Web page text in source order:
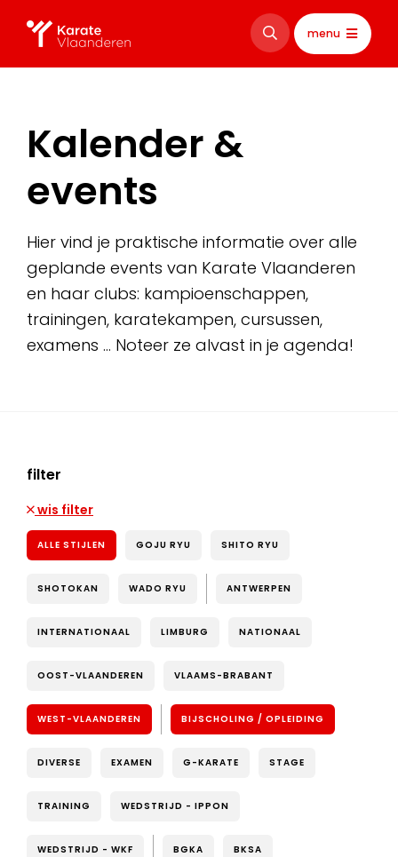
menu
Kalender &
events
Hier vind je praktische informatie over alle
geplande events van Karate Vlaanderen
en haar clubs: kampioenschappen,
trainingen, karatekampen, cursussen,
examens … Noteer ze alvast in je agenda!
filter
wis filter
ALLE STIJLEN GOJU RYU SHITO RYU
SHOTOKAN WADO RYU ANTWERPEN
INTERNATIONAAL LIMBURG NATIONAAL
OOST-VLAANDEREN VLAAMS-BRABANT
WEST-VLAANDEREN BIJSCHOLING / OPLEIDING
DIVERSE EXAMEN G-KARATE STAGE
TRAINING WEDSTRIJD - IPPON
WEDSTRIJD - WKF BGKA BKSA